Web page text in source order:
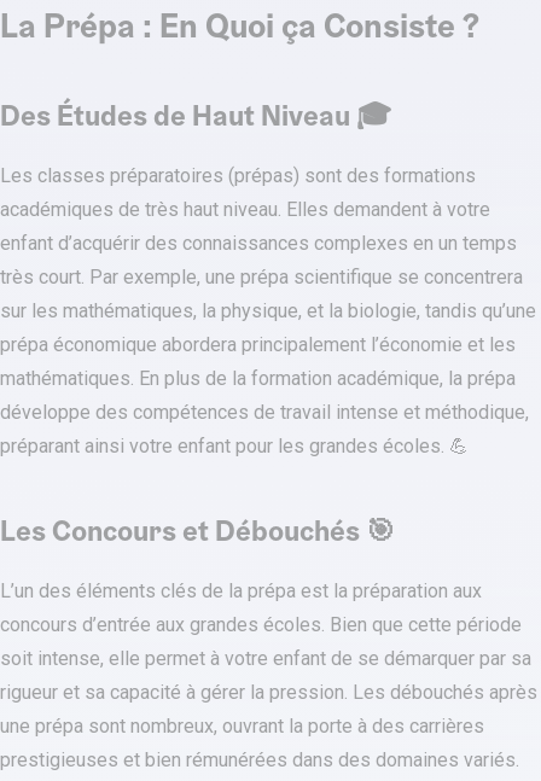
La Prépa : En Quoi ça Consiste ?
Des Études de Haut Niveau 🎓
Les classes préparatoires (prépas) sont des formations
académiques de très haut niveau. Elles demandent à votre
enfant d’acquérir des connaissances complexes en un temps
très court. Par exemple, une prépa scientifique se concentrera
sur les mathématiques, la physique, et la biologie, tandis qu’une
prépa économique abordera principalement l’économie et les
mathématiques. En plus de la formation académique, la prépa
développe des compétences de travail intense et méthodique,
préparant ainsi votre enfant pour les grandes écoles. 💪
Les Concours et Débouchés 🎯
L’un des éléments clés de la prépa est la préparation aux
concours d’entrée aux grandes écoles. Bien que cette période
soit intense, elle permet à votre enfant de se démarquer par sa
rigueur et sa capacité à gérer la pression. Les débouchés après
une prépa sont nombreux, ouvrant la porte à des carrières
prestigieuses et bien rémunérées dans des domaines variés.